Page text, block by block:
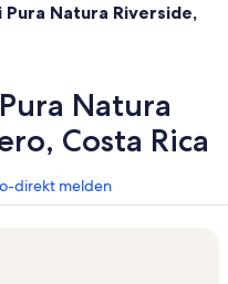
Natura Riverside,
Natura
Costa Rica
direkt melden